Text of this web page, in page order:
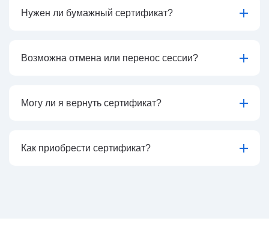
Нужен ли бумажный сертификат?
Возможна отмена или перенос сессии?
Могу ли я вернуть сертификат?
Как приобрести сертификат?